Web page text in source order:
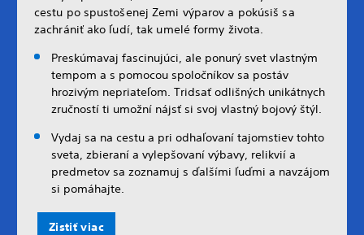
cestu po spustošenej Zemi výparov a pokúsiš sa
zachrániť ako ľudí, tak umelé formy života.
Preskúmavaj fascinujúci, ale ponurý svet vlastným
tempom a s pomocou spoločníkov sa postáv
hrozivým nepriateľom. Tridsať odlišných unikátnych
zručností ti umožní nájsť si svoj vlastný bojový štýl.
Vydaj sa na cestu a pri odhaľovaní tajomstiev tohto
sveta, zbieraní a vylepšovaní výbavy, relikvií a
predmetov sa zoznamuj s ďalšími ľuďmi a navzájom
si pomáhajte.
Zistiť viac